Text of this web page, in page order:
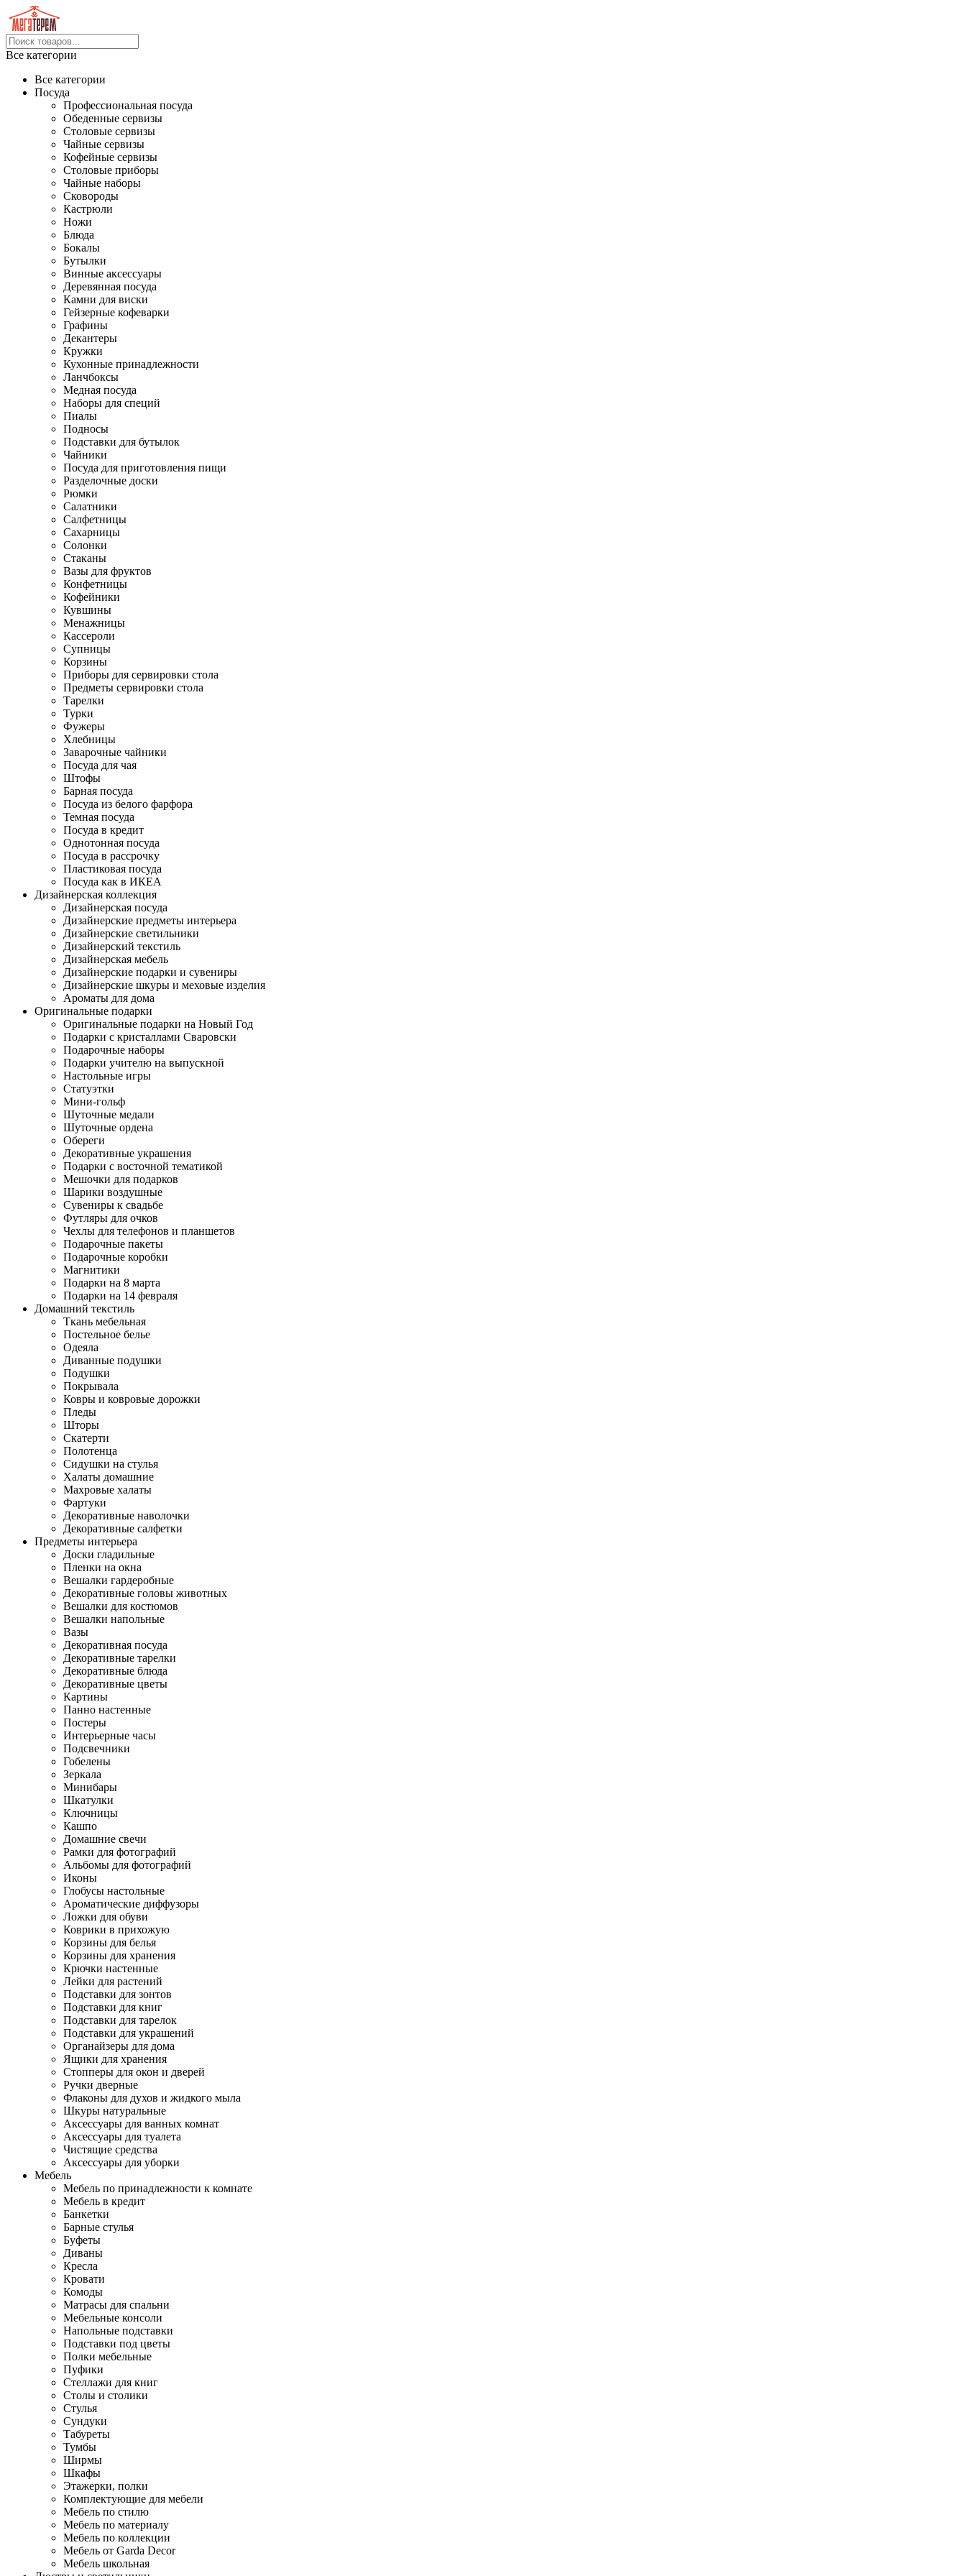
Все категории
Все категории
Посуда
Профессиональная посуда
Обеденные сервизы
Столовые сервизы
Чайные сервизы
Кофейные сервизы
Столовые приборы
Чайные наборы
Сковороды
Кастрюли
Ножи
Блюда
Бокалы
Бутылки
Винные аксессуары
Деревянная посуда
Камни для виски
Гейзерные кофеварки
Графины
Декантеры
Кружки
Кухонные принадлежности
Ланчбоксы
Медная посуда
Наборы для специй
Пиалы
Подносы
Подставки для бутылок
Чайники
Посуда для приготовления пищи
Разделочные доски
Рюмки
Салатники
Салфетницы
Сахарницы
Солонки
Стаканы
Вазы для фруктов
Конфетницы
Кофейники
Кувшины
Менажницы
Кассероли
Супницы
Корзины
Приборы для сервировки стола
Предметы сервировки стола
Тарелки
Турки
Фужеры
Хлебницы
Заварочные чайники
Посуда для чая
Штофы
Барная посуда
Посуда из белого фарфора
Темная посуда
Посуда в кредит
Однотонная посуда
Посуда в рассрочку
Пластиковая посуда
Посуда как в ИКЕА
Дизайнерская коллекция
Дизайнерская посуда
Дизайнерские предметы интерьера
Дизайнерские светильники
Дизайнерский текстиль
Дизайнерская мебель
Дизайнерские подарки и сувениры
Дизайнерские шкуры и меховые изделия
Ароматы для дома
Оригинальные подарки
Оригинальные подарки на Новый Год
Подарки с кристаллами Сваровски
Подарочные наборы
Подарки учителю на выпускной
Настольные игры
Статуэтки
Мини-гольф
Шуточные медали
Шуточные ордена
Обереги
Декоративные украшения
Подарки с восточной тематикой
Мешочки для подарков
Шарики воздушные
Сувениры к свадьбе
Футляры для очков
Чехлы для телефонов и планшетов
Подарочные пакеты
Подарочные коробки
Магнитики
Подарки на 8 марта
Подарки на 14 февраля
Домашний текстиль
Ткань мебельная
Постельное белье
Одеяла
Диванные подушки
Подушки
Покрывала
Ковры и ковровые дорожки
Пледы
Шторы
Скатерти
Полотенца
Сидушки на стулья
Халаты домашние
Махровые халаты
Фартуки
Декоративные наволочки
Декоративные салфетки
Предметы интерьера
Доски гладильные
Пленки на окна
Вешалки гардеробные
Декоративные головы животных
Вешалки для костюмов
Вешалки напольные
Вазы
Декоративная посуда
Декоративные тарелки
Декоративные блюда
Декоративные цветы
Картины
Панно настенные
Постеры
Интерьерные часы
Подсвечники
Гобелены
Зеркала
Минибары
Шкатулки
Ключницы
Кашпо
Домашние свечи
Рамки для фотографий
Альбомы для фотографий
Иконы
Глобусы настольные
Ароматические диффузоры
Ложки для обуви
Коврики в прихожую
Корзины для белья
Корзины для хранения
Крючки настенные
Лейки для растений
Подставки для зонтов
Подставки для книг
Подставки для тарелок
Подставки для украшений
Органайзеры для дома
Ящики для хранения
Стопперы для окон и дверей
Ручки дверные
Флаконы для духов и жидкого мыла
Шкуры натуральные
Аксессуары для ванных комнат
Аксессуары для туалета
Чистящие средства
Аксессуары для уборки
Мебель
Мебель по принадлежности к комнате
Мебель в кредит
Банкетки
Барные стулья
Буфеты
Диваны
Кресла
Кровати
Комоды
Матрасы для спальни
Мебельные консоли
Напольные подставки
Подставки под цветы
Полки мебельные
Пуфики
Стеллажи для книг
Столы и столики
Стулья
Сундуки
Табуреты
Тумбы
Ширмы
Шкафы
Этажерки, полки
Комплектующие для мебели
Мебель по стилю
Мебель по материалу
Мебель по коллекции
Мебель от Garda Decor
Мебель школьная